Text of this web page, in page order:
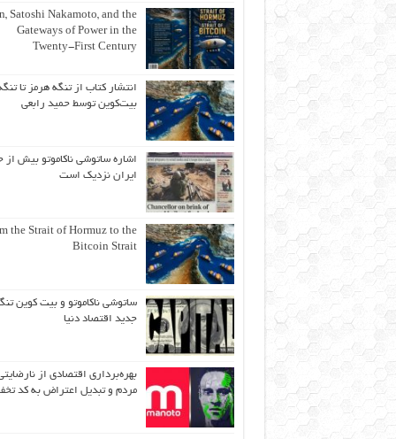
Satoshi Nakamoto, and the
Gateways of Power in the
Twenty-First Century
انتشار کتاب از تنگه هرمز تا
بیت‌کوین توسط حمید رابعی
اشاره ساتوشی ناکاموتو بیش از
ایران نزدیک است
the Strait of Hormuz to the
Bitcoin Strait
ساتوشی ناکاموتو و بیت کوین
جدید اقتصاد دنیا
بهره‌برداری اقتصادی از
مردم و تبدیل اعتراض به کد